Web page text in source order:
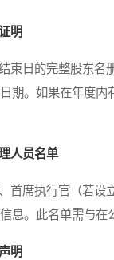
明
日的完整股东名
期。如果在年度
人员名单
席执行官（若设
息。此名单需与在
明